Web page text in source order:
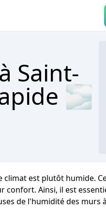
Saint-
🌫
est plutôt humide.
Ainsi, il est
de l'humidité des murs